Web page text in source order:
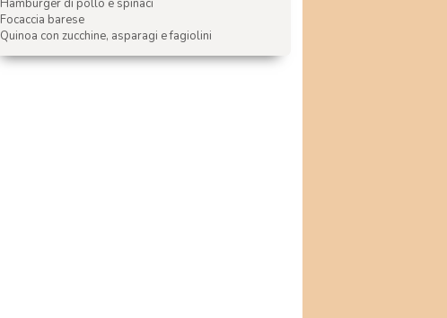
Hamburger di pollo e spinaci
Focaccia barese
Quinoa con zucchine, asparagi e fagiolini